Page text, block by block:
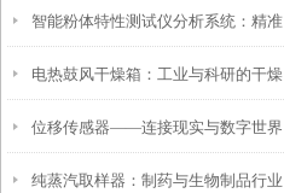
展前景
智能粉体特性测试仪分析系统：精准
测量与高效应用的融合
电热鼓风干燥箱：工业与科研的干燥
好帮手
位移传感器——连接现实与数字世界
的桥梁
纯蒸汽取样器：制药与生物制品行业